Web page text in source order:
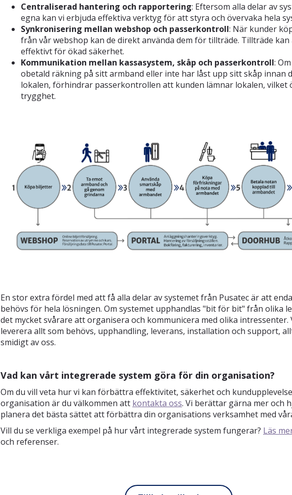
Centraliserad hantering och rapportering: Eftersom alla delar av
egna kan vi erbjuda effektiva verktyg för att styra och övervaka hela
Synkronisering mellan webshop och passerkontroll: När kunder
från vår webshop kan de direkt använda dem för tillträde. Tillträde kan
effektivt för ökad säkerhet.
Kommunikation mellan kassasystem, skåp och passerkontroll:
obetald räkning på sitt armband eller inte har låst upp sitt skåp innan
lokalen, förhindrar passerkontrollen att kunden lämnar lokalen, vilket
trygghet.
En stor extra fördel med att få alla delar av systemet från Pusatec är att
behövs för hela lösningen. Om systemet upphandlas "bit för bit" från olika
det mycket svårare att organisera och kommunicera med olika intressenter.
leverera allt som behövs, upphandling, leverans, installation och support,
smidigt av oss.
Vad kan vårt integrerade system göra för din organisation?
Om du vill veta hur vi kan förbättra effektivitet, säkerhet och
organisation är du välkommen att kontakta oss. Vi berättar gärna mer och
planera det bästa sättet att förbättra din organisations verksamhet med
Vill du se verkliga exempel på hur vårt integrerade system fungerar? Läs
och referenser.